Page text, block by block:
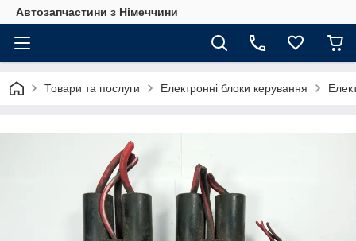
Автозапчастини з Німеччини
Товари та послуги Електронні блоки керування